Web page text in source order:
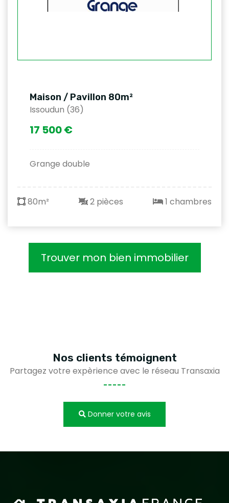
Maison / Pavillon 80m²
Issoudun (36)
17 500 €
Grange double
80m² 2 pièces 1 chambres
Trouver mon bien immobilier
Nos clients témoignent
Partagez votre expèrience avec le réseau Transaxia
Donner votre avis